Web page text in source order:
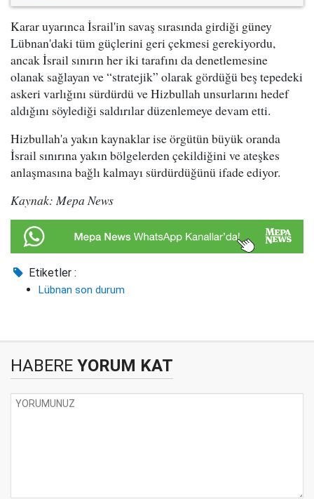
Karar uyarınca İsrail'in savaş sırasında girdiği güney
Lübnan'daki tüm güçlerini geri çekmesi gerekiyordu,
ancak İsrail sınırın her iki tarafını da denetlemesine
olanak sağlayan ve “stratejik” olarak gördüğü beş tepedeki
askeri varlığını sürdürdü ve Hizbullah unsurlarını hedef
aldığını söylediği saldırılar düzenlemeye devam etti.
Hizbullah'a yakın kaynaklar ise örgütün büyük oranda
İsrail sınırına yakın bölgelerden çekildiğini ve ateşkes
anlaşmasına bağlı kalmayı sürdürdüğünü ifade ediyor.
Kaynak: Mepa News
Etiketler :
Lübnan son durum
HABERE YORUM KAT